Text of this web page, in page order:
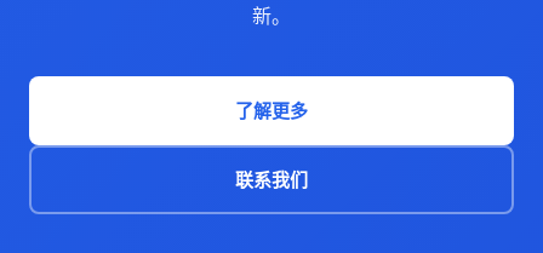
新。
了解更多
联系我们